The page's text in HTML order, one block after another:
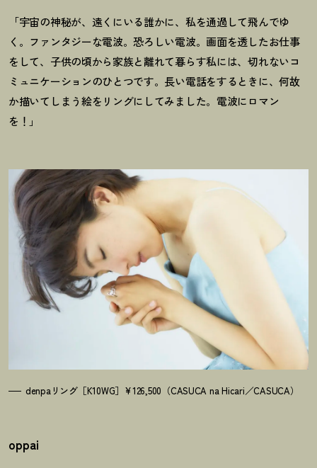
「宇宙の神秘が、遠くにいる誰かに、私を通過して飛んでゆ
く。ファンタジーな電波。恐ろしい電波。画面を透したお仕事
をして、子供の頃から家族と離れて暮らす私には、切れないコ
ミュニケーションのひとつです。長い電話をするときに、何故
か描いてしまう絵をリングにしてみました。電波にロマン
を ！ 」
denpaリング［K10WG］¥126,500（CASUCA na Hicari／CASUCA）
oppai